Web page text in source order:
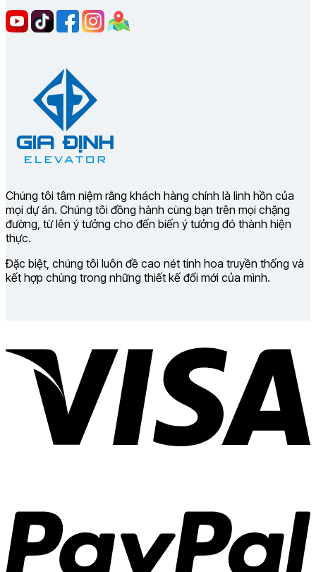
Chúng tôi tâm niệm rằng khách hàng chính là linh hồn của
mọi dự án. Chúng tôi đồng hành cùng bạn trên mọi chặng
đường, từ lên ý tưởng cho đến biến ý tưởng đó thành hiện
thực.
Đặc biệt, chúng tôi luôn đề cao nét tinh hoa truyền thống và
kết hợp chúng trong những thiết kế đổi mới của mình.